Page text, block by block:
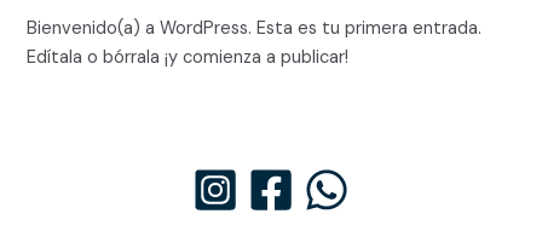
Bienvenido(a) a WordPress. Esta es tu primera entrada.
Edítala o bórrala ¡y comienza a publicar!